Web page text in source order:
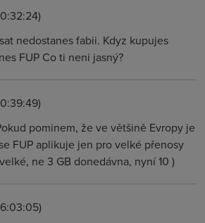
nedostanes fabii. Kdyz kupujes
FUP Co ti neni jasný?
pominem, že ve většině Evropy je
FUP aplikuje jen pro velké přenosy
ne 3 GB donedávna, nyní 10 )